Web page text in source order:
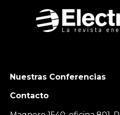
Nuestras Conferencias
Contacto